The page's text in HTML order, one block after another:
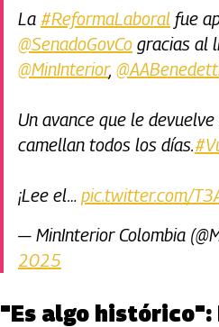
La #ReformaLaboral fue
@SenadoGovCo gracias al
@MinInterior,
Un avance que le
camellan todos los días.
¡Lee el… pic.twitter.com/
— MinInterior Colombia
2025
"Es algo